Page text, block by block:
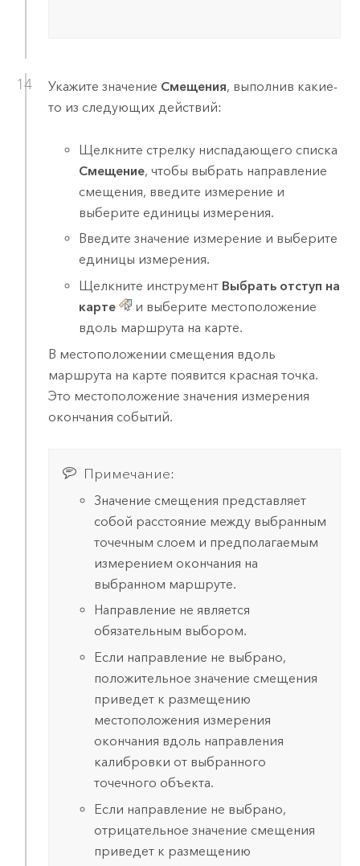
Укажите значение Смещения, выполнив какие-
то из следующих действий:
Щелкните стрелку ниспадающего списка
Смещение, чтобы выбрать направление
смещения, введите измерение и
выберите единицы измерения.
Введите значение измерение и выберите
единицы измерения.
Щелкните инструмент Выбрать отступ на
карте
и выберите местоположение
вдоль маршрута на карте.
В местоположении смещения вдоль
маршрута на карте появится красная точка.
Это местоположение значения измерения
окончания событий.
Примечание:
Значение смещения представляет
собой расстояние между выбранным
точечным слоем и предполагаемым
измерением окончания на
выбранном маршруте.
Направление не является
обязательным выбором.
Если направление не выбрано,
положительное значение смещения
приведет к размещению
местоположения измерения
окончания вдоль направления
калибровки от выбранного
точечного объекта.
Если направление не выбрано,
отрицательное значение смещения
приведет к размещению